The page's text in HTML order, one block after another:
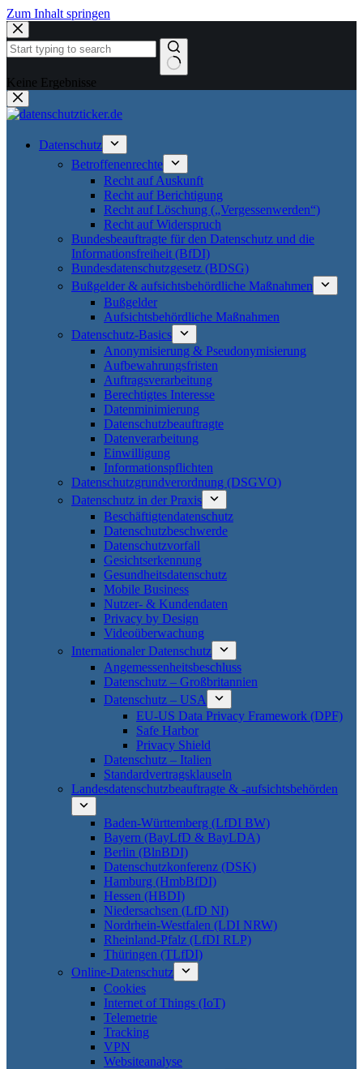
Zum Inhalt springen
Keine Ergebnisse
Datenschutz
Betroffenenrechte
Recht auf Auskunft
Recht auf Berichtigung
Recht auf Löschung („Vergessenwerden“)
Recht auf Widerspruch
Bundesbeauftragte für den Datenschutz und die
Informationsfreiheit (BfDI)
Bundesdatenschutzgesetz (BDSG)
Bußgelder & aufsichtsbehördliche Maßnahmen
Bußgelder
Aufsichtsbehördliche Maßnahmen
Datenschutz-Basics
Anonymisierung & Pseudonymisierung
Aufbewahrungsfristen
Auftragsverarbeitung
Berechtigtes Interesse
Datenminimierung
Datenschutzbeauftragte
Datenverarbeitung
Einwilligung
Informationspflichten
Datenschutzgrundverordnung (DSGVO)
Datenschutz in der Praxis
Beschäftigtendatenschutz
Datenschutzbeschwerde
Datenschutzvorfall
Gesichtserkennung
Gesundheitsdatenschutz
Mobile Business
Nutzer- & Kundendaten
Privacy by Design
Videoüberwachung
Internationaler Datenschutz
Angemessenheitsbeschluss
Datenschutz – Großbritannien
Datenschutz – USA
EU-US Data Privacy Framework (DPF)
Safe Harbor
Privacy Shield
Datenschutz – Italien
Standardvertragsklauseln
Landesdatenschutzbeauftragte & -aufsichtsbehörden
Baden-Württemberg (LfDI BW)
Bayern (BayLfD & BayLDA)
Berlin (BlnBDI)
Datenschutzkonferenz (DSK)
Hamburg (HmbBfDI)
Hessen (HBDI)
Niedersachsen (LfD NI)
Nordrhein-Westfalen (LDI NRW)
Rheinland-Pfalz (LfDI RLP)
Thüringen (TLfDI)
Online-Datenschutz
Cookies
Internet of Things (IoT)
Telemetrie
Tracking
VPN
Websiteanalyse